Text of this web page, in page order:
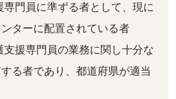
⾨員に準ずる者として、現に
ターに配置されている者
援専⾨員の業務に関し⼗分な
る者であり、都道府県が適当